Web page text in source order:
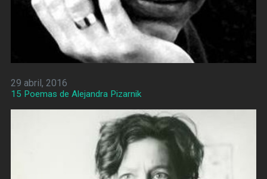
29 abril, 2016
15 Poemas de Alejandra Pizarnik